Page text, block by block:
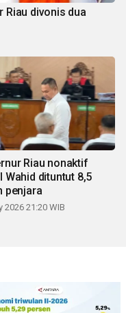
Riau divonis dua
Riau nonaktif
Wahid dituntut 8,5
penjara
2026 21:20 WIB